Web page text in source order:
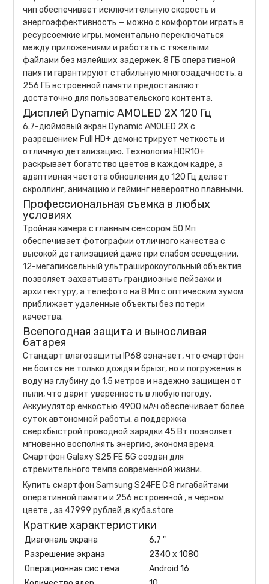
чип обеспечивает исключительную скорость и
энергоэффективность — можно с комфортом играть в
ресурсоемкие игры, моментально переключаться
между приложениями и работать с тяжелыми
файлами без малейших задержек. 8 ГБ оперативной
памяти гарантируют стабильную многозадачность, а
256 ГБ встроенной памяти предоставляют
достаточно для пользовательского контента.
Дисплей Dynamic AMOLED 2X 120 Гц
6.7-дюймовый экран Dynamic AMOLED 2X с
разрешением Full HD+ демонстрирует четкость и
отличную детализацию. Технология HDR10+
раскрывает богатство цветов в каждом кадре, а
адаптивная частота обновления до 120 Гц делает
скроллинг, анимацию и гейминг невероятно плавными.
Профессиональная съемка в любых
условиях
Тройная камера с главным сенсором 50 Мп
обеспечивает фотографии отличного качества с
высокой детализацией даже при слабом освещении.
12-мегапиксельный ультраширокоугольный объектив
позволяет захватывать грандиозные пейзажи и
архитектуру, а телефото на 8 Мп с оптическим зумом
приближает удаленные объекты без потери
качества.
Всепогодная защита и выносливая
батарея
Стандарт влагозащиты IP68 означает, что смартфон
не боится не только дождя и брызг, но и погружения в
воду на глубину до 1.5 метров и надежно защищен от
пыли, что дарит уверенность в любую погоду.
Аккумулятор емкостью 4900 мАч обеспечивает более
суток автономной работы, а поддержка
сверхбыстрой проводной зарядки 45 Вт позволяет
мгновенно восполнять энергию, экономя время.
Смартфон Galaxy S25 FE 5G создан для
стремительного темпа современной жизни.
Купить смартфон Samsung S24FE С 8 гигабайтами
оперативной памяти и 256 встроенной , в чёрном
цвете , за 47999 рублей ,в куба.store
Краткие характеристики
Диагональ экрана
6.7 "
Разрешение экрана
2340 x 1080
Операционная система
Android 16